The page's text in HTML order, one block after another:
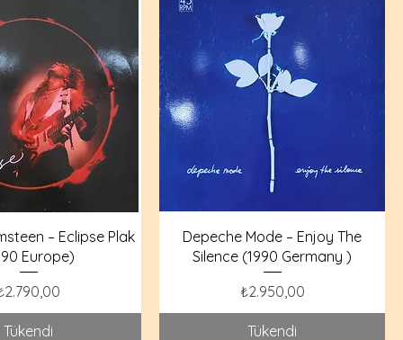
– Eclipse Plak
Europe)
Tükendi
Depeche Mode – Enjoy The
Silence (1990 Germany )
Fiyat
₺2.950,00
Tükendi